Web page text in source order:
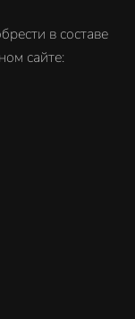
в составе
сайте: